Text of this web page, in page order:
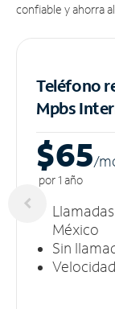
confiable y ahorra
Teléfono
Mpbs
$65/m
por 1 año
México
Sin